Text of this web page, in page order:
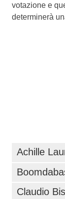
votazione e
determinerà
Achille
Claudio